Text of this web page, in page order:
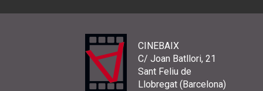
CINEBAIX
C/ Joan Batllori, 21
Sant Feliu de
Llobregat (Barcelona)